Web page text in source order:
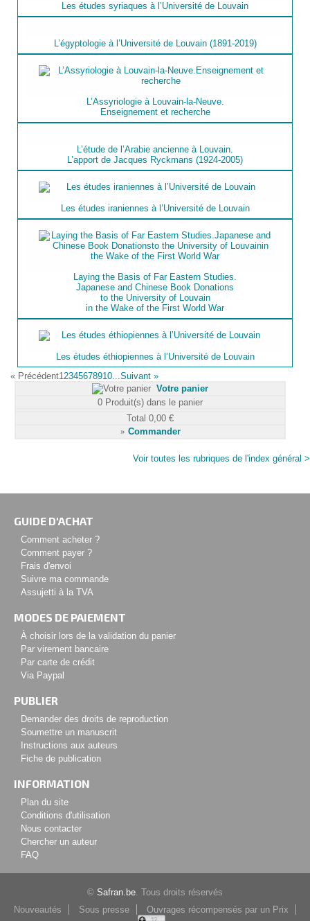
Les études syriaques à l’Université de Louvain
L’égyptologie à l’Université de Louvain (1891-2019)
L’Assyriologie à Louvain-la-Neuve.
Enseignement et recherche
L’étude de l’Arabie ancienne à Louvain.
L’apport de Jacques Ryckmans (1924-2005)
Les études iraniennes à l’Université de Louvain
Laying the Basis of Far Eastern Studies.
Japanese and Chinese Book Donations
to the University of Louvain
in the Wake of the First World War
Les études éthiopiennes à l’Université de Louvain
« Précédent12345678910...Suivant »
Votre panier
0 Produit(s) dans le panier
Total 0,00 €
» Commander
Voir toutes les rubriques de l'index général >
GUIDE D'ACHAT
Comment acheter ?
Comment payer ?
Frais d'envoi
Suivre ma commande
Assujetti à la TVA
MODES DE PAIEMENT
À choisir lors de la validation du panier
Par virement bancaire
Par carte de crédit
Via Paypal
PUBLIER
Demander des droits de reproduction
Soumettre un manuscrit
Instructions aux auteurs
Fiche de publication
INFORMATION
Plan du site
Conditions d'utilisation
Nous contacter
Chercher un auteur
FAQ
© Safran.be. Tous droits réservés
Nouveautés
Sous presse Ouvrages récompensés par un Prix